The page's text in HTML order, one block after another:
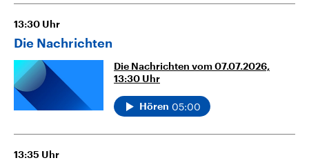
13:30 Uhr
Die Nachrichten
Die Nachrichten vom 07.07.2026,
13:30 Uhr
Hören 05:00
13:35 Uhr